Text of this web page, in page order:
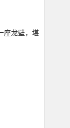
座龙壁，堪